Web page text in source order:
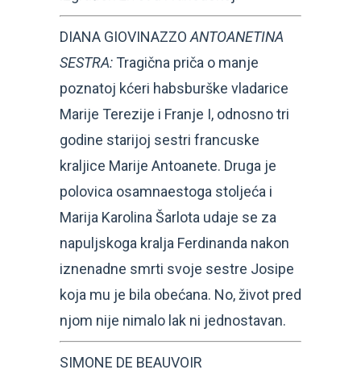
DIANA GIOVINAZZO ANTOANETINA
SESTRA: Tragična priča o manje
poznatoj kćeri habsburške vladarice
Marije Terezije i Franje I, odnosno tri
godine starijoj sestri francuske
kraljice Marije Antoanete. Druga je
polovica osamnaestoga stoljeća i
Marija Karolina Šarlota udaje se za
napuljskoga kralja Ferdinanda nakon
iznenadne smrti svoje sestre Josipe
koja mu je bila obećana. No, život pred
njom nije nimalo lak ni jednostavan.
SIMONE DE BEAUVOIR